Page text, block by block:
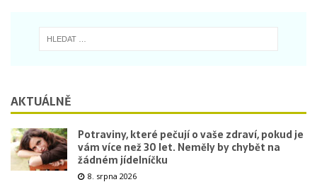
AKTUÁLNĚ
Potraviny, které pečují o vaše zdraví, pokud je
vám více než 30 let. Neměly by chybět na
žádném jídelníčku
8. srpna 2026